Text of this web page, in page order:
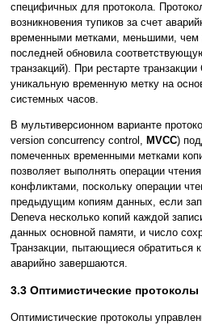
специфичных для протокола.
возникновения тупиков за счет
временными метками, меньшими, чем
последней обновила
транзакций). При рестарте
уникальную временную метку на
системных часов.
В мультиверсионном варианте
version concurrency control, MVCC)
помеченных временными метками
позволяет выполнять операции
конфликтами, поскольку операции
предыдущим копиям данных, если
Deneva несколько копий каждой
данных основной памяти, и число
Транзакции, пытающиеся обратиться
аварийно завершаются.
3.3 Оптимистические протоколы
Оптимистические протоколы